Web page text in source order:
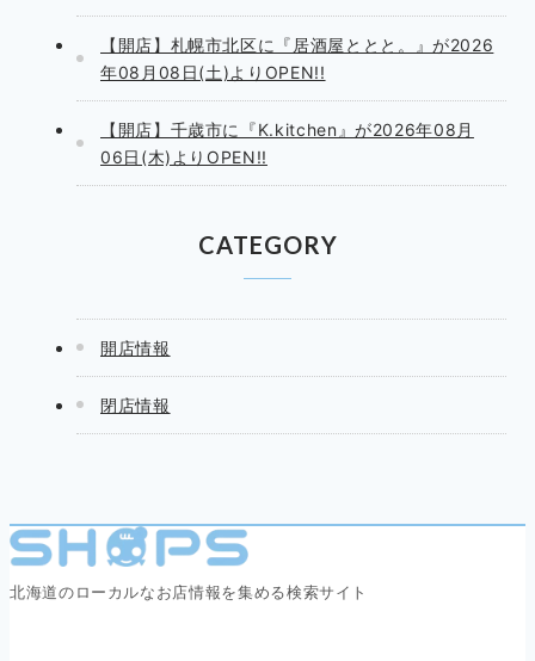
【開店】札幌市北区に『居酒屋ととと。』が2026
年08月08日(土)よりOPEN!!
【開店】千歳市に『K.kitchen』が2026年08月
06日(木)よりOPEN!!
CATEGORY
開店情報
閉店情報
北海道のローカルなお店情報を集める検索サイト